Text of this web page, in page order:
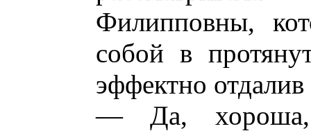
Филипповны,
собой в
эффектно отдалив
— Да, хороша,